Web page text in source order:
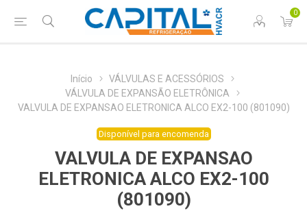
0
Início
VÁLVULAS E ACESSÓRIOS
VÁLVULA DE EXPANSÃO ELETRÔNICA
VALVULA DE EXPANSAO ELETRONICA ALCO EX2-100 (801090)
Disponível para encomenda
VALVULA DE EXPANSAO
ELETRONICA ALCO EX2-100
(801090)